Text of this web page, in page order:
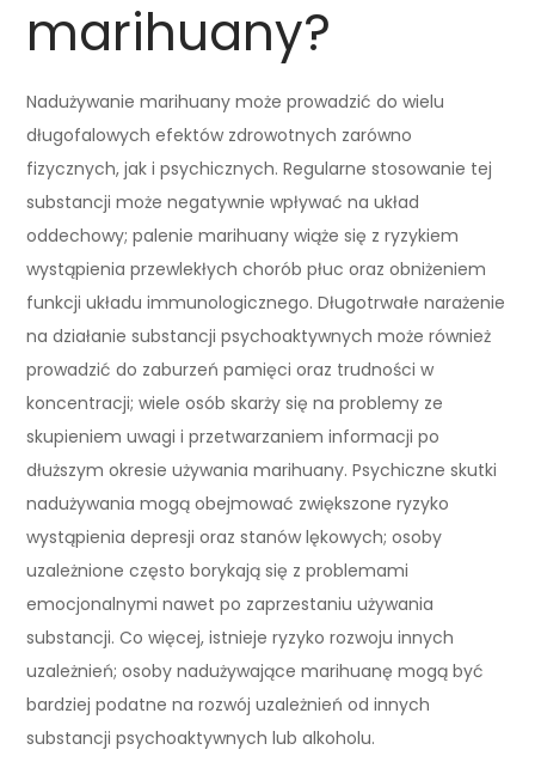
marihuany?
Nadużywanie marihuany może prowadzić do wielu
długofalowych efektów zdrowotnych zarówno
fizycznych, jak i psychicznych. Regularne stosowanie tej
substancji może negatywnie wpływać na układ
oddechowy; palenie marihuany wiąże się z ryzykiem
wystąpienia przewlekłych chorób płuc oraz obniżeniem
funkcji układu immunologicznego. Długotrwałe narażenie
na działanie substancji psychoaktywnych może również
prowadzić do zaburzeń pamięci oraz trudności w
koncentracji; wiele osób skarży się na problemy ze
skupieniem uwagi i przetwarzaniem informacji po
dłuższym okresie używania marihuany. Psychiczne skutki
nadużywania mogą obejmować zwiększone ryzyko
wystąpienia depresji oraz stanów lękowych; osoby
uzależnione często borykają się z problemami
emocjonalnymi nawet po zaprzestaniu używania
substancji. Co więcej, istnieje ryzyko rozwoju innych
uzależnień; osoby nadużywające marihuanę mogą być
bardziej podatne na rozwój uzależnień od innych
substancji psychoaktywnych lub alkoholu.